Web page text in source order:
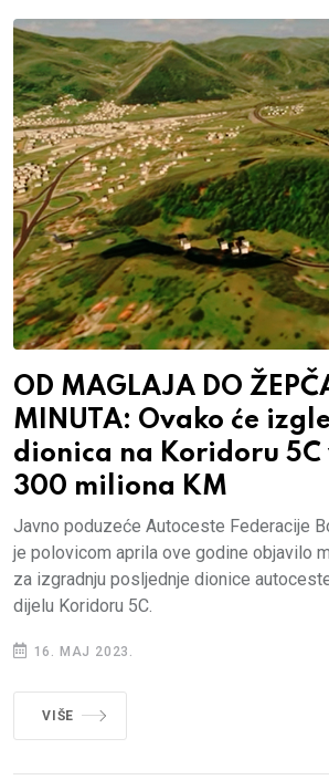
OD MAGLAJA DO
MINUTA: Ovako će
dionica na Koridoru
300 miliona KM
Javno poduzeće Autoceste Federacije
je polovicom aprila ove godine objavilo
za izgradnju posljednje dionice
dijelu Koridoru 5C.
16. MAJ 2023.
VIŠE